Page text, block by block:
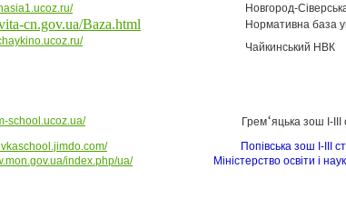
Новгород-
cn.gov.ua/Baza.html
Нормативна база
Чайкинський НВК
school.ucoz.ua/ Грем‘яцька зош
Попівська
index.php/ua/
Міністерство освіти і